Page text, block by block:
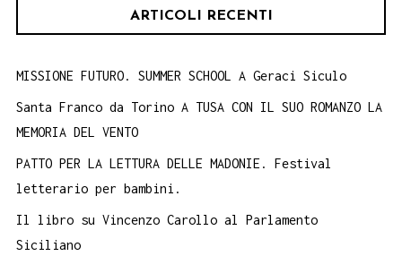
Aula
ARTICOLI RECENTI
MISSIONE FUTURO. SUMMER SCHOOL A Geraci Siculo
Santa Franco da Torino A TUSA CON IL SUO ROMANZO LA
MEMORIA DEL VENTO
PATTO PER LA LETTURA DELLE MADONIE. Festival
letterario per bambini.
Il libro su Vincenzo Carollo al Parlamento
Siciliano